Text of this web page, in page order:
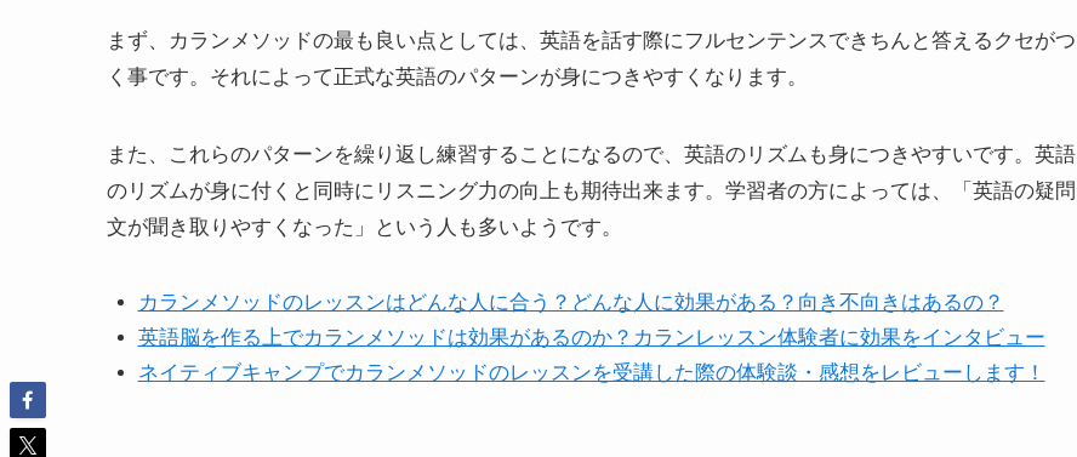
まず、カランメソッドの最も良い点としては、英語を話す際にフルセンテンスできちんと答えるクセがつ
く事です。それによって正式な英語のパターンが身につきやすくなります。
また、これらのパターンを繰り返し練習することになるので、英語のリズムも身につきやすいです。英語
のリズムが身に付くと同時にリスニング力の向上も期待出来ます。学習者の方によっては、「英語の疑問
文が聞き取りやすくなった」という人も多いようです。
カランメソッドのレッスンはどんな人に合う？どんな人に効果がある？向き不向きはあるの？
英語脳を作る上でカランメソッドは効果があるのか？カランレッスン体験者に効果をインタビュー
ネイティブキャンプでカランメソッドのレッスンを受講した際の体験談・感想をレビューします！